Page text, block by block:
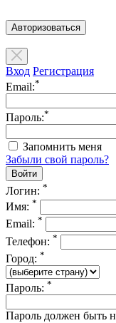
Авторизоваться
Вход Регистрация
Email:*
Пароль:*
Запомнить меня
Забыли свой пароль?
Логин: *
Имя: *
Email: *
Телефон: *
Город: *
Пароль: *
Пароль должен быть